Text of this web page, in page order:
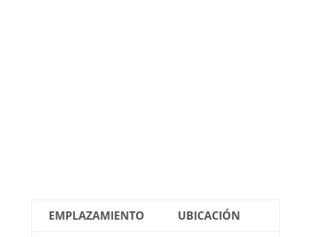
EMPLAZAMIENTO
UBICACIÓN